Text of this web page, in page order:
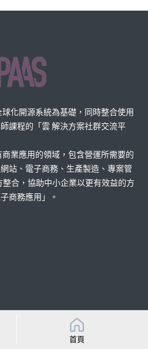
化開源系統為基礎，同時整合使用
課程的「雲 解決方案社群交流平
業應用的領域，包含營運所需要的
站、電子商務、生產製造、專案管
整合，協助中小企業以更有效益的方
商務應用」。
首頁